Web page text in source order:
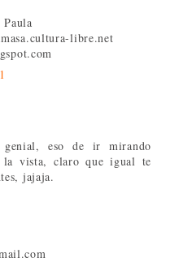
Paula
libre.net
genial, eso de ir mirando
la vista, claro que igual te
jajaja.